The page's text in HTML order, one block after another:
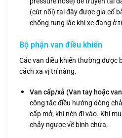
(cút nối) tại đây được gia cố
chống rung lắc khi xe đang ở
Bộ phận van điều khiển
Các van điều khiển thường được
cách xa vị trí nâng.
Van cấp/xả (Van tay hoặc
công tắc điều hướng dòng
cấp mở, khí nén đi vào. Khi
chảy ngược về bình chứa.